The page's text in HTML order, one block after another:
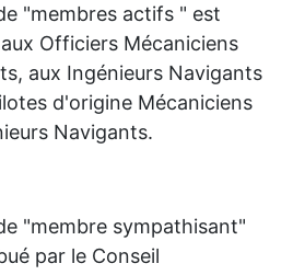
"membres actifs " est
Officiers Mécaniciens
aux Ingénieurs Navigants
d'origine Mécaniciens
Navigants.
"membre sympathisant"
par le Conseil